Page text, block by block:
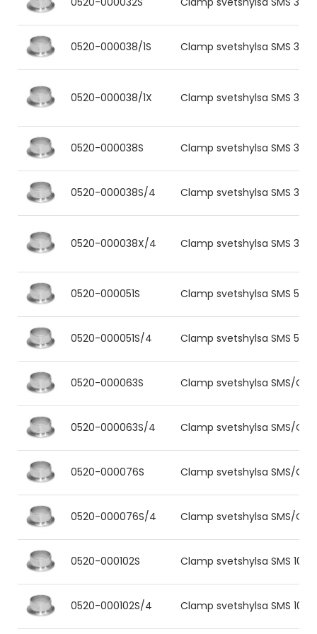
0520-000038/1S Clamp svetshylsa SMS
0520-000038/1X Clamp svetshylsa SMS
0520-000038S Clamp svetshylsa SMS
0520-000038S/4 Clamp svetshylsa SMS
0520-000038X/4 Clamp svetshylsa SMS
0520-000051S Clamp svetshylsa SMS
0520-000051S/4 Clamp svetshylsa SMS
0520-000063S Clamp svetshylsa SMS/OD
0520-000063S/4 Clamp svetshylsa SMS/OD
0520-000076S Clamp svetshylsa SMS/OD
0520-000076S/4 Clamp svetshylsa SMS/OD
0520-000102S Clamp svetshylsa SMS
0520-000102S/4 Clamp svetshylsa SMS